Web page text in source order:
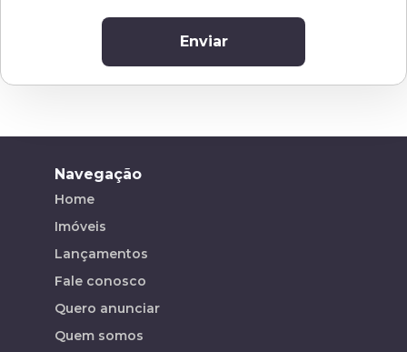
Enviar
Navegação
Home
Imóveis
Lançamentos
Fale conosco
Quero anunciar
Quem somos